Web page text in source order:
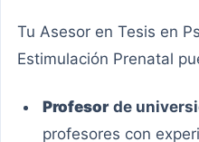
Tu Asesor en Tesis en
Estimulación Prenatal
Profesor de
profesores con